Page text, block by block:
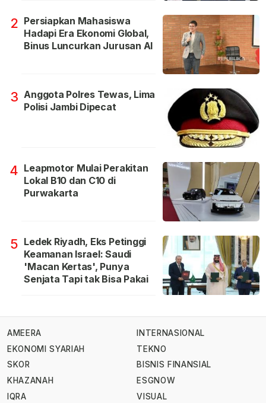
2 Persiapkan Mahasiswa
Hadapi Era Ekonomi Global,
Binus Luncurkan Jurusan AI
3 Anggota Polres Tewas, Lima
Polisi Jambi Dipecat
4 Leapmotor Mulai Perakitan
Lokal B10 dan C10 di
Purwakarta
5 Ledek Riyadh, Eks Petinggi
Keamanan Israel: Saudi
'Macan Kertas', Punya
Senjata Tapi tak Bisa Pakai
AMEERA
EKONOMI SYARIAH
SKOR
KHAZANAH
IQRA
INTERNASIONAL
TEKNO
BISNIS FINANSIAL
ESGNOW
VISUAL